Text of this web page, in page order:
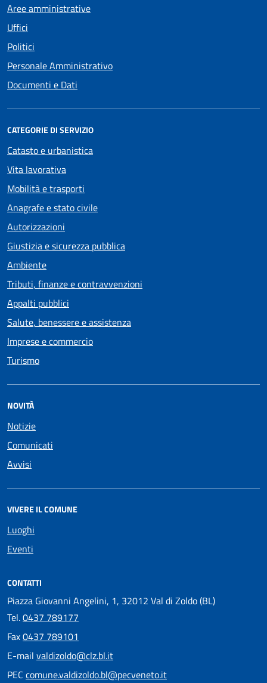
Aree amministrative
Uffici
Politici
Personale Amministrativo
Documenti e Dati
CATEGORIE DI SERVIZIO
Catasto e urbanistica
Vita lavorativa
Mobilità e trasporti
Anagrafe e stato civile
Autorizzazioni
Giustizia e sicurezza pubblica
Ambiente
Tributi, finanze e contravvenzioni
Appalti pubblici
Salute, benessere e assistenza
Imprese e commercio
Turismo
NOVITÀ
Notizie
Comunicati
Avvisi
VIVERE IL COMUNE
Luoghi
Eventi
CONTATTI
Piazza Giovanni Angelini, 1, 32012 Val di Zoldo (BL)
Tel.0437 789177
Fax0437 789101
E-mail valdizoldo@clz.bl.it
PEC comune.valdizoldo.bl@pecveneto.it